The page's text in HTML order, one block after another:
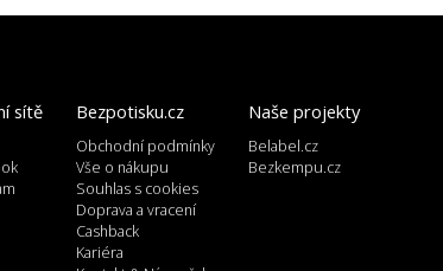
Naše projekty
Belabel.cz
Bezkempu.cz
Bezpotisku.cz
Obchodní podmínky
Vše o nákupu
Souhlas s cookies
Doprava a vracení
Cashback
Kariéra
sítě